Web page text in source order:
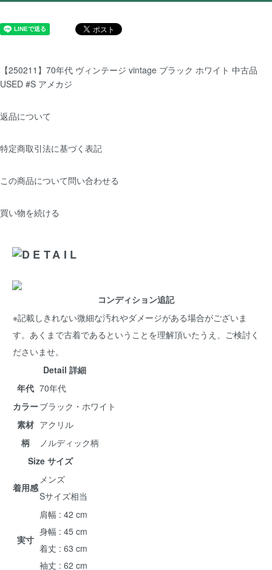
【250211】70年代 ヴィンテージ vintage ブラック ホワイト 中古品
USED #S アメカジ
返品について
特定商取引法に基づく表記
この商品について問い合わせる
買い物を続ける
コンディション追記
※記載しきれない微細な汚れやダメージがある場合がございま
す。あくまで古着であるということを理解頂いたうえ、ご検討く
ださいませ。
Detail 詳細
年代 70年代
カラーブラック・ホワイト
素材 アクリル
柄
ノルディック柄
Size サイズ
着用感
メンズ
Sサイズ相当
実寸
肩幅 : 42 cm
身幅 : 45 cm
着丈 : 63 cm
袖丈 : 62 cm